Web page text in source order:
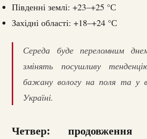
Південні землі: +23–+25 °С
Західні області: +18–+24 °С
Середа буде переломним
змінять посушливу
бажану вологу на поля та у
Україні.
Четвер: продовження